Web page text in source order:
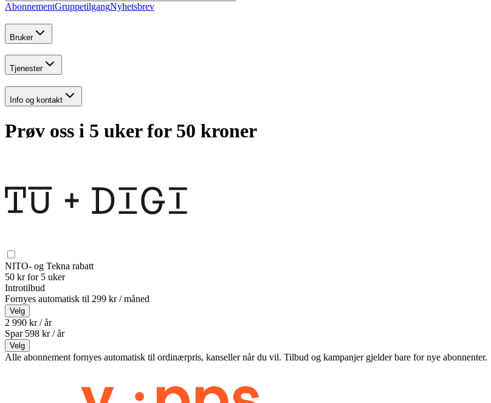
AbonnementGruppetilgangNyhetsbrev
Bruker
Tjenester
Info og kontakt
Prøv oss i 5 uker for 50 kroner
NITO- og Tekna rabatt
50 kr for 5 uker
Introtilbud
Fornyes automatisk til 299 kr / måned
Velg
2 990 kr / år
Spar 598 kr /år
Velg
Alle abonnement fornyes automatisk til ordinærpris, kanseller når du vil. Tilbud og kampanjer gjelder bare for nye abonnenter.